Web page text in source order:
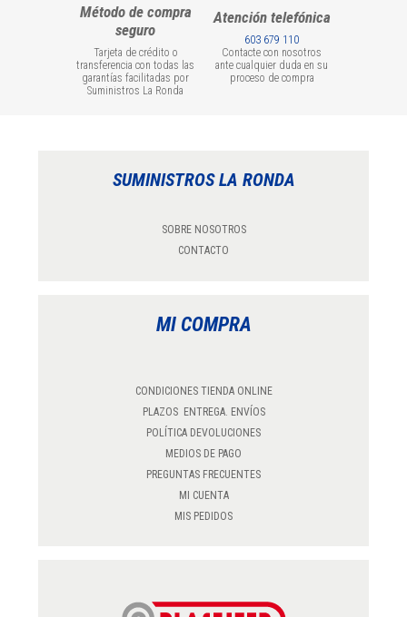
Método de compra
seguro
Tarjeta de crédito o
transferencia con todas las
garantías facilitadas por
Suministros La Ronda
Atención telefónica
603 679 110
Contacte con nosotros
ante cualquier duda en su
proceso de compra
SUMINISTROS LA RONDA
SOBRE NOSOTROS
CONTACTO
MI COMPRA
CONDICIONES TIENDA ONLINE
PLAZOS ENTREGA. ENVÍOS
POLÍTICA DEVOLUCIONES
MEDIOS DE PAGO
PREGUNTAS FRECUENTES
MI CUENTA
MIS PEDIDOS